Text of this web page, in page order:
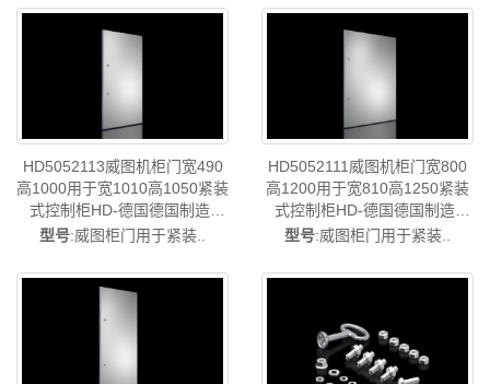
图售后HD5052.107
件威图售后HD5052.110
HD5052113威图机柜门宽490
高1000用于宽1010高1050紧装
式控制柜HD-德国德国制造-
rittal威图柜威图电柜威图控制
件威图售后HD5052.113
型号:威图柜门用于紧装..
HD5052111威图机柜门宽800
高1200用于宽810高1250紧装
式控制柜HD-德国德国制造-
rittal威图柜威图电柜威图控制
件威图售后HD5052.111
型号:威图柜门用于紧装..